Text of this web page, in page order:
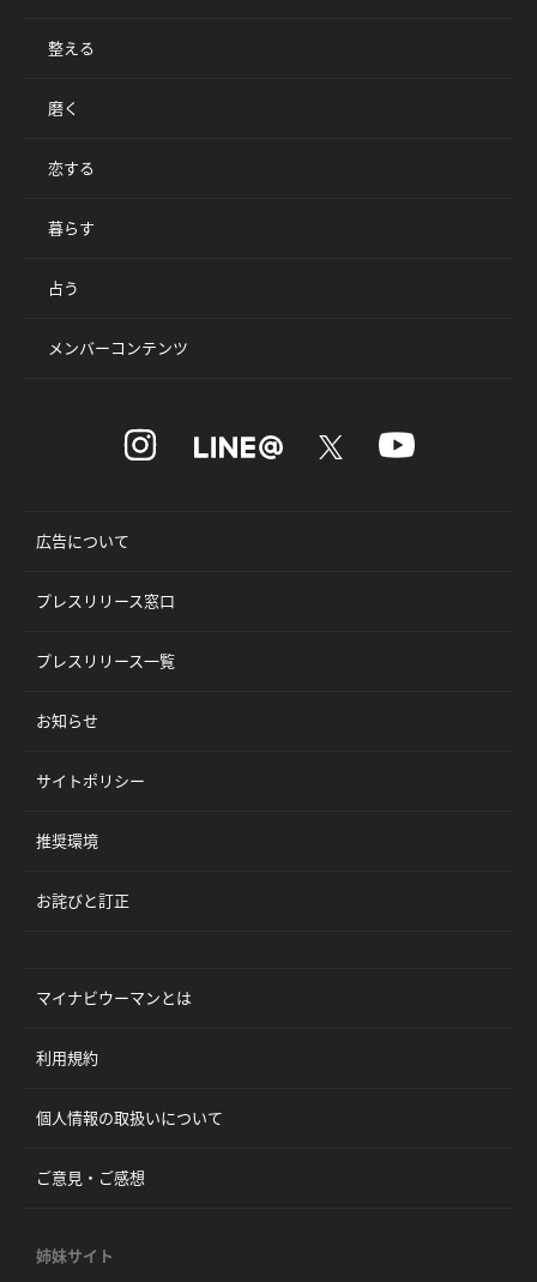
整える
磨く
恋する
暮らす
占う
メンバーコンテンツ
広告について
プレスリリース窓口
プレスリリース一覧
お知らせ
サイトポリシー
推奨環境
お詫びと訂正
マイナビウーマンとは
利用規約
個人情報の取扱いについて
ご意見・ご感想
姉妹サイト